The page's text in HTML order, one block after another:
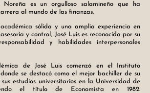
Noreña es un orgulloso salamineño que ha
al mundo de las finanzas.
sólida y una amplia experiencia en
y control, José Luis es reconocido por su
y habilidades interpersonales
de José Luis comenzó en el Instituto
se destacó como el mejor bachiller de su
sus estudios universitarios en la Universidad de
el título de Economista en 1982.